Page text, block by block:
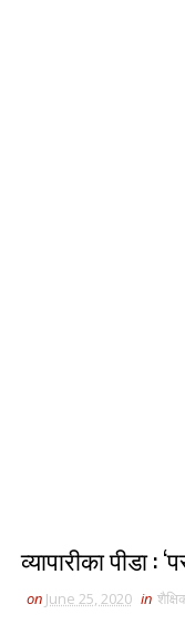
व्यापारीका पीडा
on June 25, 2020 in